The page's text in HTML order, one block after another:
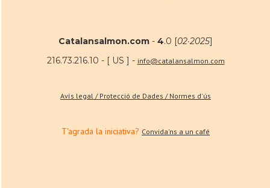
Catalansalmon.com - 4.0 [02·2025]
216.73.216.10 - [ US ] - info@catalansalmon.com
Avís legal / Protecció de Dades / Normes d'ús
T'agrada la iniciativa? Convida'ns a un café